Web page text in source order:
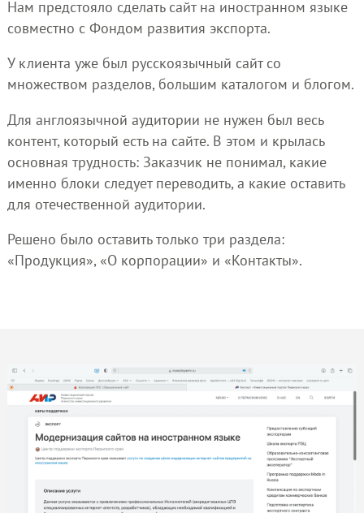
Нам предстояло сделать сайт на иностранном языке
совместно с Фондом развития экспорта.
У клиента уже был русскоязычный сайт со
множеством разделов, большим каталогом и блогом.
Для англоязычной аудитории не нужен был весь
контент, который есть на сайте. В этом и крылась
основная трудность: Заказчик не понимал, какие
именно блоки следует переводить, а какие оставить
для отечественной аудитории.
Решено было оставить только три раздела:
«Продукция», «О корпорации» и «Контакты».